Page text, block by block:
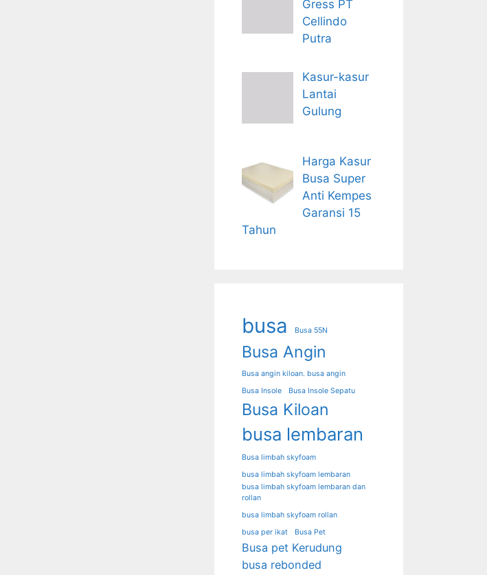
Gress PT
Cellindo
Putra
Kasur-kasur
Lantai
Gulung
Harga Kasur
Busa Super
Anti Kempes
Garansi 15
Tahun
busa Busa 55N
Busa Angin
Busa angin kiloan. busa angin
Busa Insole
Busa Insole Sepatu
Busa Kiloan
busa lembaran
Busa limbah skyfoam
busa limbah skyfoam lembaran
busa limbah skyfoam lembaran dan
rollan
busa limbah skyfoam rollan
busa per ikat
Busa Pet
Busa pet Kerudung
busa rebonded